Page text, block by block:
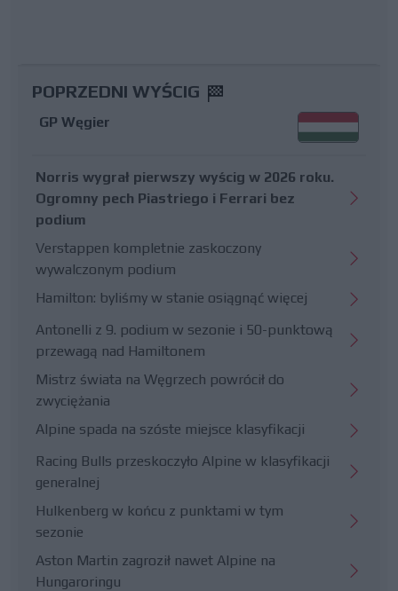
POPRZEDNI WYŚCIG
GP Węgier
Norris wygrał pierwszy wyścig w 2026 roku.
Ogromny pech Piastriego i Ferrari bez
podium
Verstappen kompletnie zaskoczony
wywalczonym podium
Hamilton: byliśmy w stanie osiągnąć więcej
Antonelli z 9. podium w sezonie i 50-punktową
przewagą nad Hamiltonem
Mistrz świata na Węgrzech powrócił do
zwyciężania
Alpine spada na szóste miejsce klasyfikacji
Racing Bulls przeskoczyło Alpine w klasyfikacji
generalnej
Hulkenberg w końcu z punktami w tym
sezonie
Aston Martin zagroził nawet Alpine na
Hungaroringu